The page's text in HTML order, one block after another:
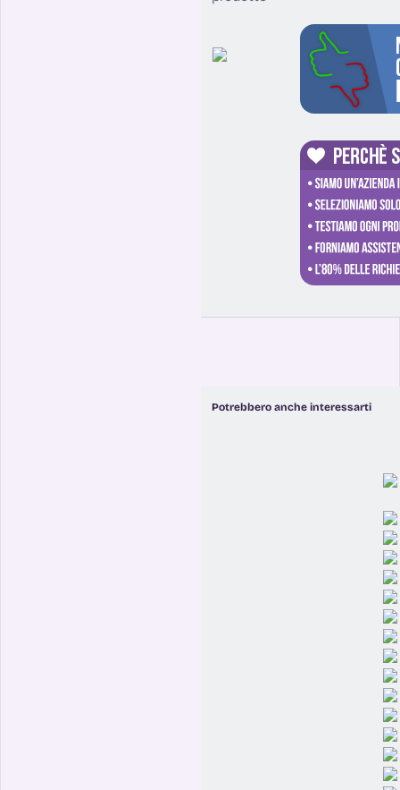
Potrebbero anche interessarti